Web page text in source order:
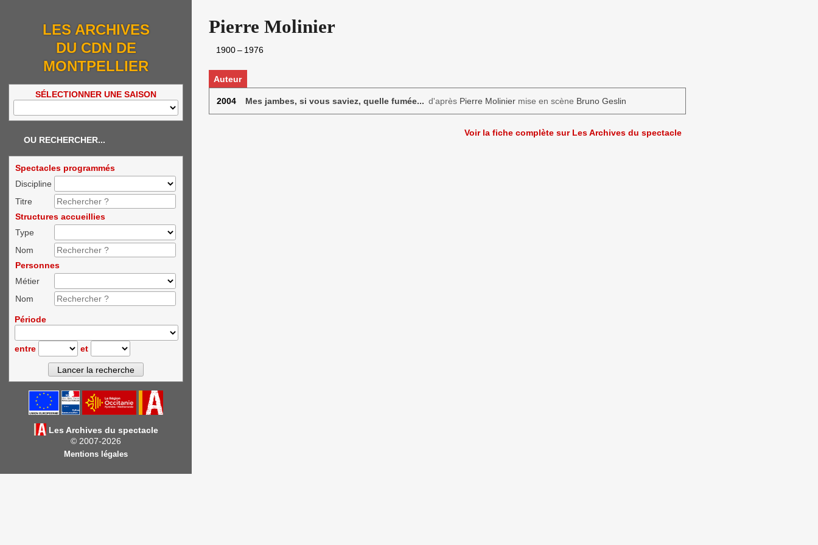
LES ARCHIVES
DU CDN DE
MONTPELLIER
SÉLECTIONNER UNE SAISON
OU RECHERCHER...
Spectacles programmés
Discipline
Titre
Structures accueillies
Type
Nom
Personnes
Métier
Nom
Période
entre et
Les Archives du spectacle
© 2007-2026
Mentions légales
Pierre Molinier
1900– 1976
Auteur
2004 Mes jambes, si vous saviez, quelle fumée... d'après Pierre Moliniermise en scène Bruno Geslin
Voir la fiche complète sur Les Archives du spectacle